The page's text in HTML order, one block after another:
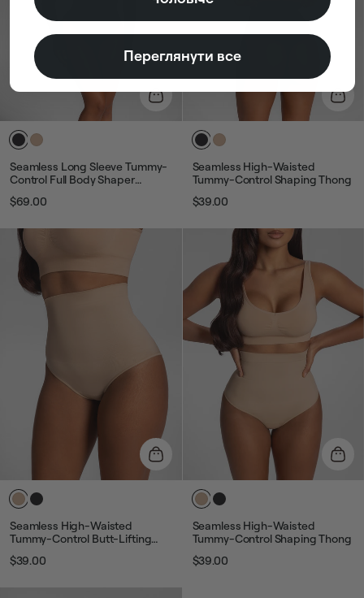
Seamless Long Sleeve Tummy-
Control Full Body Shaper
Bodysuit
Звичайна
ціна
$69.00
розпродажу
Seamless High-Waisted
Tummy-Control Shaping Thong
Звичайна
$39.00
розпродажу
Seamless High-Waisted
Tummy-Control Butt-Lifting
Sculpting Briefs
Звичайна
$39.00
Seamless High-Waisted
Tummy-Control Shaping Thong
Звичайна
$39.00
Переглянути все